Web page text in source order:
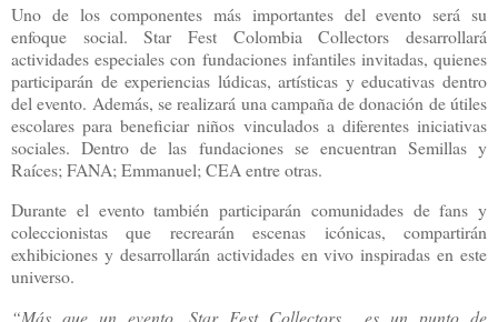
Uno de los componentes más importantes del evento será su
enfoque social. Star Fest Colombia Collectors desarrollará
actividades especiales con fundaciones infantiles invitadas, quienes
participarán de experiencias lúdicas, artísticas y educativas dentro
del evento. Además, se realizará una campaña de donación de útiles
escolares para beneficiar niños vinculados a diferentes iniciativas
sociales. Dentro de las fundaciones se encuentran Semillas y
Raíces; FANA; Emmanuel; CEA entre otras.
Durante el evento también participarán comunidades de fans y
coleccionistas que recrearán escenas icónicas, compartirán
exhibiciones y desarrollarán actividades en vivo inspiradas en este
universo.
“Más que un evento, Star Fest Collectors es un punto de